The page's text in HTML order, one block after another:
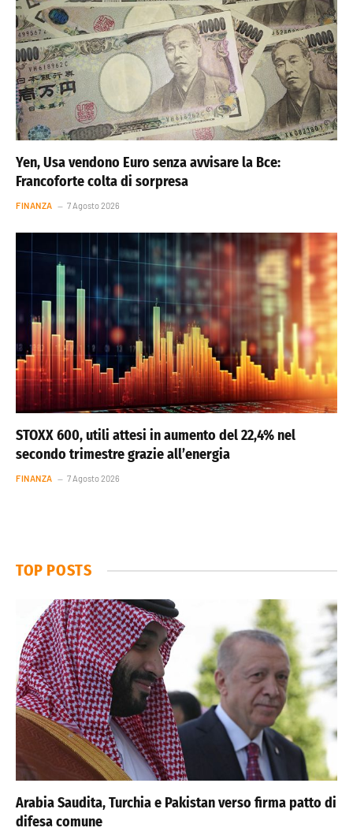
Yen, Usa vendono Euro senza avvisare la Bce:
Francoforte colta di sorpresa
FINANZA 7 Agosto 2026
STOXX 600, utili attesi in aumento del 22,4% nel
secondo trimestre grazie all’energia
FINANZA 7 Agosto 2026
TOP POSTS
Arabia Saudita, Turchia e Pakistan verso firma patto di
difesa comune